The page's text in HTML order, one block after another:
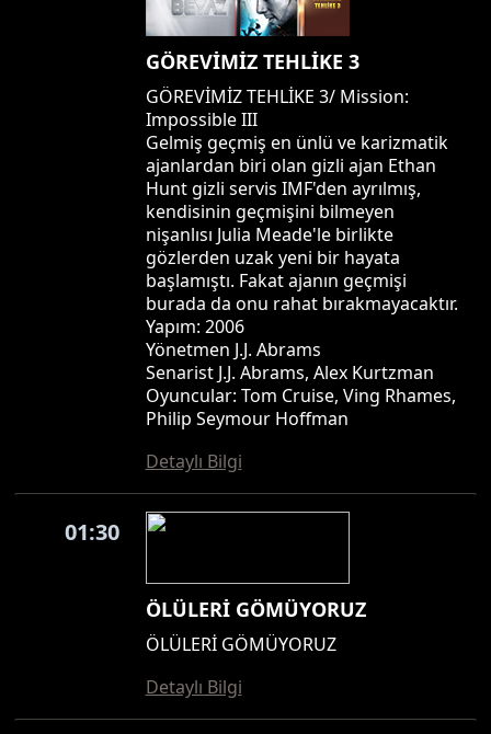
GÖREVİMİZ TEHLİKE 3
GÖREVİMİZ TEHLİKE 3/ Mission:
Impossible III
Gelmiş geçmiş en ünlü ve karizmatik
ajanlardan biri olan gizli ajan Ethan
Hunt gizli servis IMF'den ayrılmış,
kendisinin geçmişini bilmeyen
nişanlısı Julia Meade'le birlikte
gözlerden uzak yeni bir hayata
başlamıştı. Fakat ajanın geçmişi
burada da onu rahat bırakmayacaktır.
Yapım: 2006
Yönetmen J.J. Abrams
Senarist J.J. Abrams, Alex Kurtzman
Oyuncular: Tom Cruise, Ving Rhames,
Philip Seymour Hoffman
Detaylı Bilgi
01:30
ÖLÜLERİ GÖMÜYORUZ
ÖLÜLERİ GÖMÜYORUZ
Detaylı Bilgi